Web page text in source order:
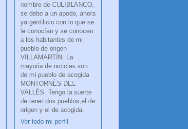
nombre de CULIBLANCO,
se debe a un apodo, ahora
ya gentilicio con lo que se
le conocían y se conocen
a los habitantes de mi
pueblo de origen
VILLAMARTÍN. La
mayoria de noticias son
de mi pueblo de acogida
MONTORNÈS DEL
VALLÈS. Tengo la suerte
de tener dos pueblos,el de
origen y el de acogida.
Ver todo mi perfil